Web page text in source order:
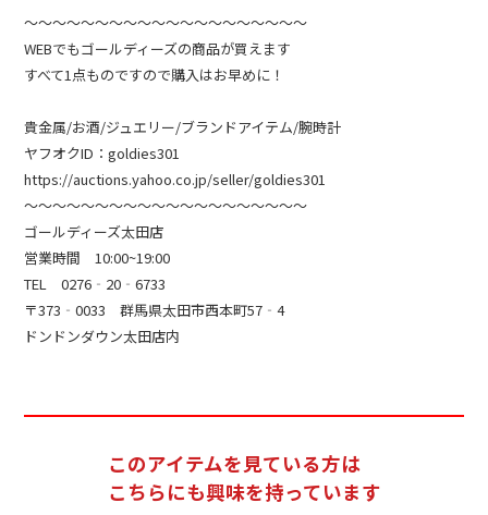
～～～～～～～～～～～～～～～～～～～～
WEBでもゴールディーズの商品が買えます
すべて1点ものですので購入はお早めに！
貴金属/お酒/ジュエリー/ブランドアイテム/腕時計
ヤフオクID：goldies301
https://auctions.yahoo.co.jp/seller/goldies301
～～～～～～～～～～～～～～～～～～～～
ゴールディーズ太田店
営業時間 10:00~19:00
TEL 0276‐20‐6733
〒373‐0033 群馬県太田市西本町57‐4
ドンドンダウン太田店内
このアイテムを見ている方は
こちらにも興味を持っています